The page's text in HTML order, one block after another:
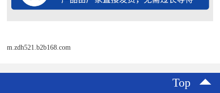
m.zdh521.b2b168.com
Top